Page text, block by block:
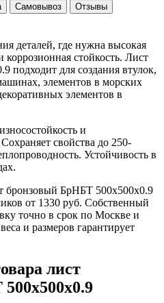
Самовывоз
Отзывы
деталей, где нужна высокая
коррозионная стойкость. Лист
подходит для создания втулок,
элементов в морских
элементов в
и
свойства до 250-
Устойчивость в
бронзовый БрНБТ 500х500х0.9
от 1330 руб. Собственный
точно в срок по Москве и
и размеров гарантирует
лист